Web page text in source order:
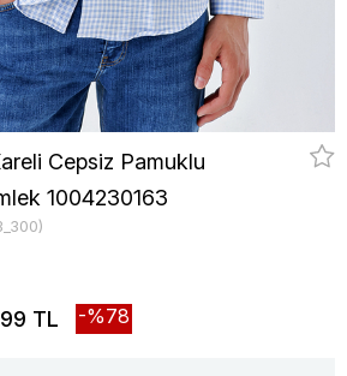
Cepsiz Pamuklu
1004230163
TL 78